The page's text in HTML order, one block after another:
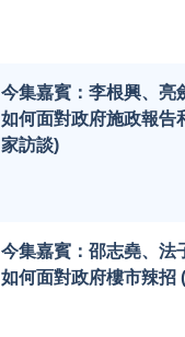
今集嘉賓：李根興、亮
如何面對政府施政報告
家訪談)
今集嘉賓：邵志堯、法
如何面對政府樓市辣招